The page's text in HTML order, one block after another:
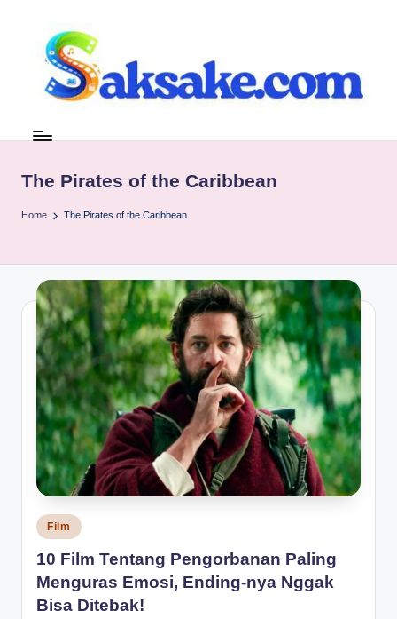
k
s
k
e.
c
o
m
tanpa
Basi
The Pirates of the Caribbean
Home The Pirates of the Caribbean
Posted
in
Film
10 Film Tentang Pengorbanan Paling
Menguras Emosi, Ending-nya Nggak
Bisa Ditebak!